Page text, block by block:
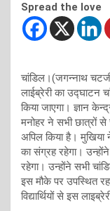
Spread the love
चांडिल।(जगन्नाथ
लाईब्रेरी का उद्घाटन
किया जाएगा। ज्ञान
मनोहर ने सभी छात्रों
अपिल किया है। मुखिया
का संग्रह रहेगा।
रहेगा। उन्होंने सभी
इस मौके पर उपस्थित
विद्यार्थियों से इस